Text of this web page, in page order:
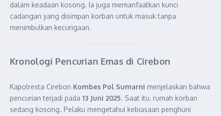
dalam keadaan kosong. Ia juga memanfaatkan kunci
cadangan yang disimpan korban untuk masuk tanpa
menimbulkan kecurigaan.
Kronologi Pencurian Emas di Cirebon
Kapolresta Cirebon Kombes Pol Sumarni menjelaskan bahwa
pencurian terjadi pada 13 Juni 2025. Saat itu, rumah korban
sedang kosong. Pelaku mengetahui kebiasaan penghuni